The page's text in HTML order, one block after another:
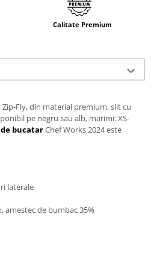
Calitate Premium
Fly, din material premium, slit cu
pe negru sau alb, marimi: XS-
bucatarChef Works 2024 este
laterale
amestec de bumbac 35%